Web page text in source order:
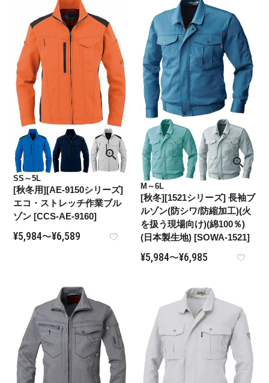
SS～5L
[秋冬用][AE-9150シリーズ]
エコ・ストレッチ作業ブル
ゾン [CCS-AE-9160]
¥5,984〜¥6,589
M～6L
[秋冬][1521シリーズ] 長袖ブ
ルゾン(防シワ/防縮加工)(火
を扱う現場向け)(綿100％)
(日本製生地) [SOWA-1521]
¥5,984〜¥6,985